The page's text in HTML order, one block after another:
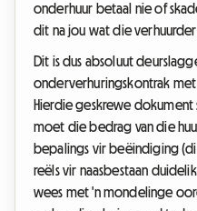
onderhuur betaal nie of
dit na jou wat die
Dit is dus absoluut
onderverhuringskontrak
Hierdie geskrewe
moet die bedrag van die
bepalings vir beëindiging
reëls vir naasbestaan
wees met 'n mondelinge